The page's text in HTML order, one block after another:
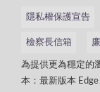
隱私權保護宣告
檢察長信箱
為提供更為穩定的
本：最新版本